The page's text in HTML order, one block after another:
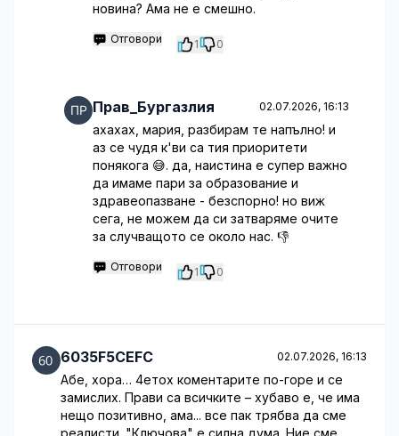
новина? Ама не е смешно.
Отговори 1 0
Прав_Бургазлия 02.07.2026, 16:13
ахахах, мария, разбирам те напълно! и
аз се чудя к'ви са тия приоритети
понякога 😅. да, наистина е супер важно
да имаме пари за образование и
здравеопазване - безспорно! но виж
сега, не можем да си затваряме очите
за случващото се около нас. 👎
Отговори 1 0
6035F5CEFC 02.07.2026, 16:13
Абе, хора… 4етох коментарите по-горе и се
замислих. Прави са всичките – хубаво е, че има
нещо позитивно, ама... все пак трябва да сме
реалисти. "Ключова" е силна дума. Ние сме